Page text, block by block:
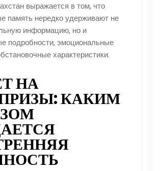
выражается в том, что
память нередко удерживают не
информацию, но и
подробности, эмоциональные
характеристики.
НА
КАКИМ